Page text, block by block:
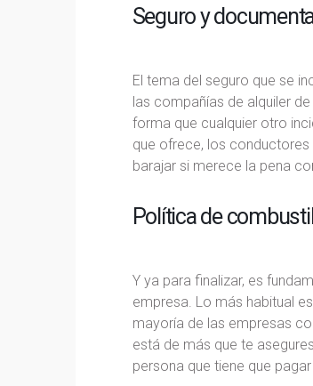
Seguro y
El tema del seguro que se
las compañías de alquiler
forma que cualquier otro
que ofrece, los conductores
barajar si merece la pena
Política de
Y ya para finalizar, es
empresa. Lo más habitual
mayoría de las empresas
está de más que te
persona que tiene que